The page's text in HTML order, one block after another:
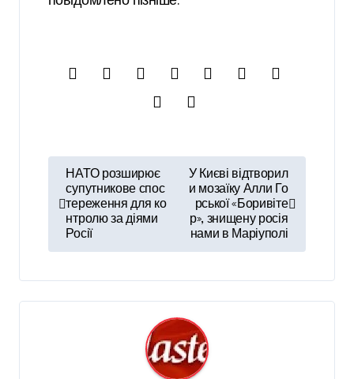
і
а
НАТО розширює
супутникове спос
тереження для ко
нтролю за діями
Росії
У Києві відтворил
и мозаїку Алли Го
рської «Боривіте
р», знищену росія
нами в Маріуполі